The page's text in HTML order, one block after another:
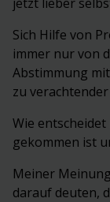
Sich Hilfe von
immer nur von
Abstimmung
zu
Wie
gekommen ist
Meiner
darauf deuten,